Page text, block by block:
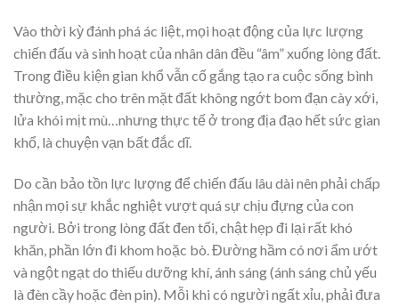
Vào thời kỳ đánh phá ác liệt, mọi hoạt động của lực lượng
chiến đấu và sinh hoạt của nhân dân đều “âm” xuống lòng đất.
Trong điều kiện gian khổ vẫn cố gắng tạo ra cuộc sống bình
thường, mặc cho trên mặt đất không ngớt bom đạn cày xới,
lửa khói mịt mù…nhưng thực tế ở trong địa đạo hết sức gian
khổ, là chuyện vạn bất đắc dĩ.
Do cần bảo tồn lực lượng để chiến đấu lâu dài nên phải chấp
nhận mọi sự khắc nghiệt vượt quá sự chịu đựng của con
người. Bởi trong lòng đất đen tối, chật hẹp đi lại rất khó
khăn, phần lớn đi khom hoặc bò. Đường hầm có nơi ẩm ướt
và ngột ngạt do thiếu dưỡng khí, ánh sáng (ánh sáng chủ yếu
là đèn cầy hoặc đèn pin). Mỗi khi có người ngất xỉu, phải đưa